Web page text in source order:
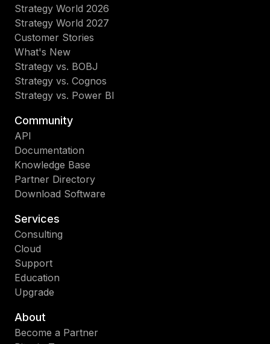
Strategy World 2026
Strategy World 2027
Customer Stories
What's New
Strategy vs. BOBJ
Strategy vs. Cognos
Strategy vs. Power BI
Community
API
Documentation
Knowledge Base
Partner Directory
Download Software
Services
Consulting
Cloud
Support
Education
Upgrade
About
Become a Partner